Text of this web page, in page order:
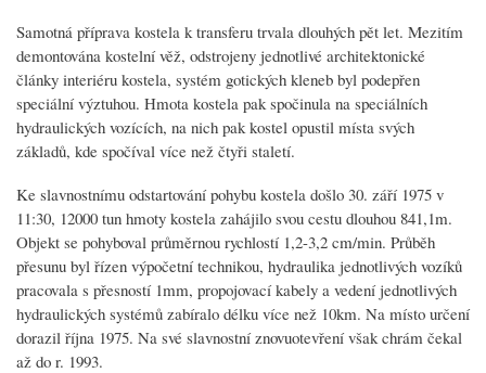
Samotná příprava kostela k transferu trvala dlouhých pět let. Mezitím
demontována kostelní věž, odstrojeny jednotlivé architektonické
články interiéru kostela, systém gotických kleneb byl podepřen
speciální výztuhou. Hmota kostela pak spočinula na speciálních
hydraulických vozících, na nich pak kostel opustil místa svých
základů, kde spočíval více než čtyři staletí.
Ke slavnostnímu odstartování pohybu kostela došlo 30. září 1975 v
11:30, 12000 tun hmoty kostela zahájilo svou cestu dlouhou 841,1m.
Objekt se pohyboval průměrnou rychlostí 1,2-3,2 cm/min. Průběh
přesunu byl řízen výpočetní technikou, hydraulika jednotlivých vozíků
pracovala s přesností 1mm, propojovací kabely a vedení jednotlivých
hydraulických systémů zabíralo délku více než 10km. Na místo určení
dorazil října 1975. Na své slavnostní znovuotevření však chrám čekal
až do r. 1993.